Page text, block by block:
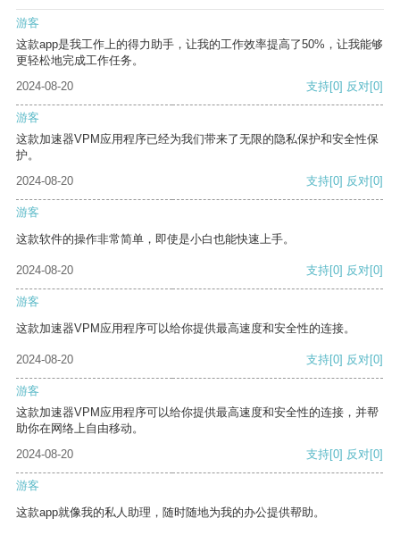
游客
这款app是我工作上的得力助手，让我的工作效率提高了50%，让我能够
更轻松地完成工作任务。
2024-08-20
支持[0] 反对[0]
游客
这款加速器VPM应用程序已经为我们带来了无限的隐私保护和安全性保
护。
2024-08-20
支持[0] 反对[0]
游客
这款软件的操作非常简单，即使是小白也能快速上手。
2024-08-20 支持[0] 反对[0]
游客
这款加速器VPM应用程序可以给你提供最高速度和安全性的连接。
2024-08-20 支持[0] 反对[0]
游客
这款加速器VPM应用程序可以给你提供最高速度和安全性的连接，并帮
助你在网络上自由移动。
2024-08-20
支持[0] 反对[0]
游客
这款app就像我的私人助理，随时随地为我的办公提供帮助。